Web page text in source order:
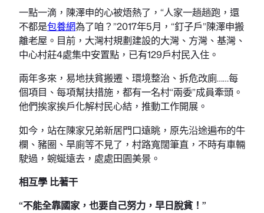
一點一滴，陳澤申的心被焐熱了，“人家一趟趟跑，還
不都是包養網為了咱？”2017年5月，“釘子戶”陳澤申搬
離老屋。目前，大灣村規劃建設的大灣、方灣、基灣、
中心村莊4處集中安置點，已有129戶村民入住。
兩年多來，易地扶貧搬遷、環境整治、拆危改廁……每
個項目、每項幫扶措施，都有一名村“兩委”成員牽頭。
他們挨家挨戶化解村民心結，推動工作開展。
如今，站在陳家兄弟新居門口遠眺，原先沿途遍布的牛
欄、豬圈、旱廁等不見了，村路寬闊筆直，不時有車輛
駛過，蜿蜒遠去，處處田園美景。
相互學 比著干
“不能全靠國家，也要自己努力，早日脫貧！”